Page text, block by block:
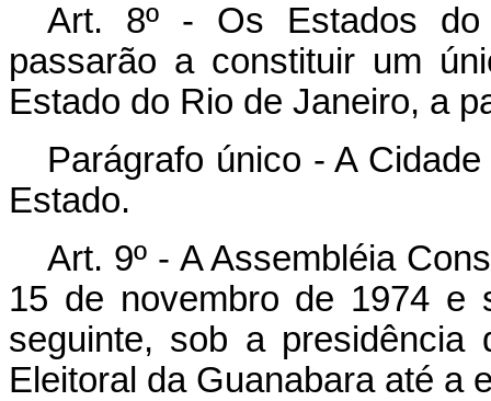
Art. 8º - Os Estados
passarão a constituir um
Estado do Rio de Janeiro, a
Parágrafo único - A
Estado.
Art. 9º - A Assembléia
15 de novembro de 1974 e
seguinte, sob a presidência
Eleitoral da Guanabara até a